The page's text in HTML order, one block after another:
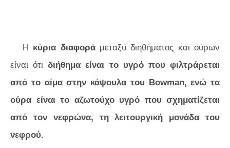
Η κύρια διαφοράμεταξύ διηθήματος και ούρων
είναι ότιδιήθημα είναι το υγρό που φιλτράρεται
από το αίμα στην κάψουλα του Bowman, ενώ τα
ούρα είναι το αζωτούχο υγρό που σχηματίζεται
από τον νεφρώνα, τη λειτουργική μονάδα του
νεφρού.